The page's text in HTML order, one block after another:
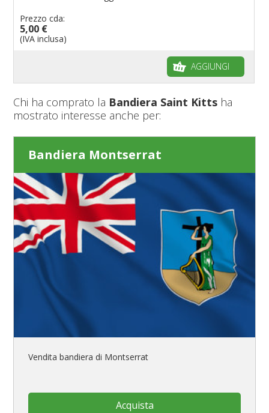
Prezzo cda:
5,00 €
(IVA inclusa)
AGGIUNGI
Chi ha comprato la Bandiera Saint Kitts ha
mostrato interesse anche per:
Bandiera Montserrat
Vendita bandiera di Montserrat
Acquista